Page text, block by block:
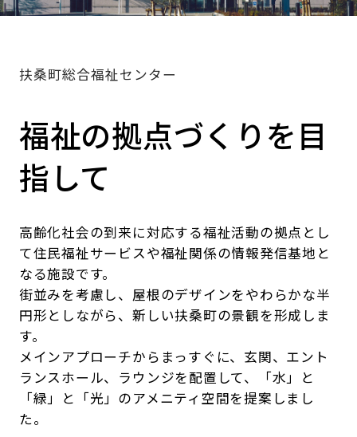
扶桑町総合福祉センター
福祉の拠点づくりを目
指して
高齢化社会の到来に対応する福祉活動の拠点とし
て住民福祉サービスや福祉関係の情報発信基地と
なる施設です。
街並みを考慮し、屋根のデザインをやわらかな半
円形としながら、新しい扶桑町の景観を形成しま
す。
メインアプローチからまっすぐに、玄関、エント
ランスホール、ラウンジを配置して、「水」と
「緑」と「光」のアメニティ空間を提案しまし
た。